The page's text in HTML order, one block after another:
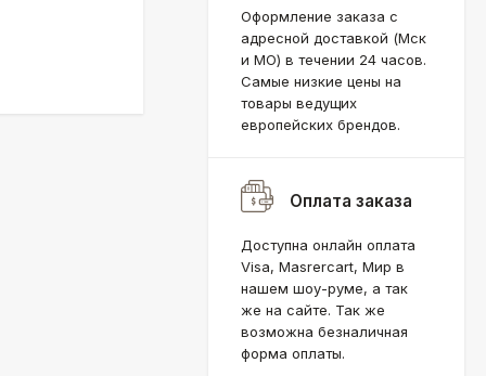
Оформление заказа с
адресной доставкой (Мск
и МО) в течении 24 часов.
Самые низкие цены на
товары ведущих
европейских брендов.
Оплата заказа
Доступна онлайн оплата
Visa, Masrercart, Мир в
нашем шоу-руме, а так
же на сайте. Так же
возможна безналичная
форма оплаты.